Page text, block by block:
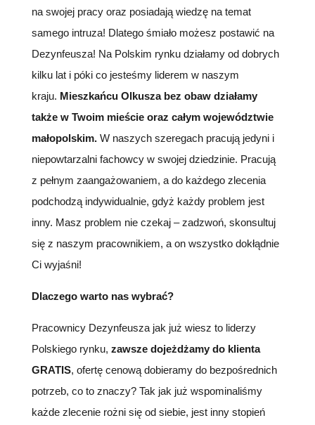
na swojej pracy oraz posiadają wiedzę na temat
samego intruza! Dlatego śmiało możesz postawić na
Dezynfeusza! Na Polskim rynku działamy od dobrych
kilku lat i póki co jesteśmy liderem w naszym
kraju. Mieszkańcu Olkusza bez obaw działamy
także w Twoim mieście oraz całym województwie
małopolskim. W naszych szeregach pracują jedyni i
niepowtarzalni fachowcy w swojej dziedzinie. Pracują
z pełnym zaangażowaniem, a do każdego zlecenia
podchodzą indywidualnie, gdyż każdy problem jest
inny. Masz problem nie czekaj – zadzwoń, skonsultuj
się z naszym pracownikiem, a on wszystko dokłądnie
Ci wyjaśni!
Dlaczego warto nas wybrać?
Pracownicy Dezynfeusza jak już wiesz to liderzy
Polskiego rynku, zawsze dojeżdżamy do klienta
GRATIS, ofertę cenową dobieramy do bezpośrednich
potrzeb, co to znaczy? Tak jak już wspominaliśmy
każde zlecenie rożni się od siebie, jest inny stopień